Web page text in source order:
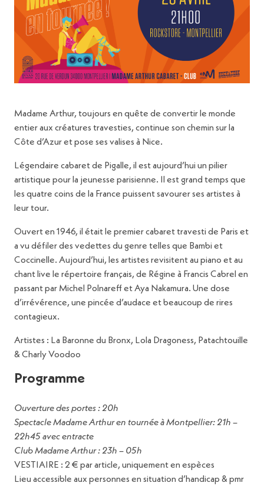
Madame Arthur, toujours en quête de convertir le monde
entier aux créatures travesties, continue son chemin sur la
Côte d’Azur et pose ses valises à Nice.
Légendaire cabaret de Pigalle, il est aujourd’hui un pilier
artistique pour la jeunesse parisienne. Il est grand temps que
les quatre coins de la France puissent savourer ses artistes à
leur tour.
Ouvert en 1946, il était le premier cabaret travesti de Paris et
a vu défiler des vedettes du genre telles que Bambi et
Coccinelle. Aujourd’hui, les artistes revisitent au piano et au
chant live le répertoire français, de Régine à Francis Cabrel en
passant par Michel Polnareff et Aya Nakamura. Une dose
d’irrévérence, une pincée d’audace et beaucoup de rires
contagieux.
Artistes : La Baronne du Bronx, Lola Dragoness, Patachtouille
& Charly Voodoo
Programme
Ouverture des portes : 20h
Spectacle Madame Arthur en tournée à Montpellier: 21h –
22h45 avec entracte
Club Madame Arthur : 23h – 05h
VESTIAIRE : 2 € par article, uniquement en espèces
Lieu accessible aux personnes en situation d’handicap & pmr